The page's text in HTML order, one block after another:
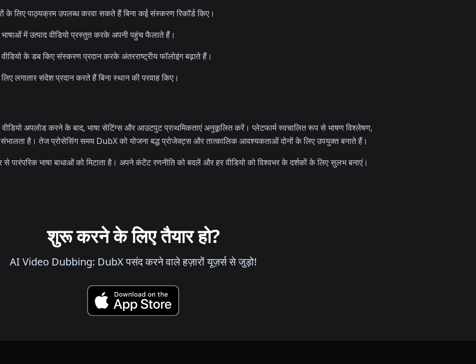
के लिए पाठ्यक्रम उपलब्ध करवा सकते हैं बिना कई संस्करण रिकॉर्ड किए।
में उत्पाद वीडियो प्रस्तुत करके अपनी पहुंच फैलाते हैं।
के डब किए संस्करण प्रदान करके अंतरराष्ट्रीय फॉलोइंग बढ़ाते हैं।
लगातार संदेश प्रदान करते हैं बिना स्थान की परवाह किए।
अपलोड करने के बाद, भाषा सेटिंग्स और आउटपुट प्राथमिकताएं अनुकूलित करें। प्लेटफार्म स्वचालित रूप से भाषण विश्लेषण,
है। तेज प्रोसेसिंग समय DubX को योजना बद्ध प्रोजेक्ट्स और तात्कालिक आवश्यकताओं दोनों के लिए उपयुक्त बनाते हैं।
भाषा बाधाओं को मिटाता है। अपने कंटेंट रणनीति को बदलें और हर वीडियो को विश्वभर के दर्शकों के लिए सुलभ बनाएं।
शुरू करने के लिए तैयार हो?
AI Video Dubbing: DubX पसंद करने वाले हज़ारों यूज़र्स से जुड़ो!